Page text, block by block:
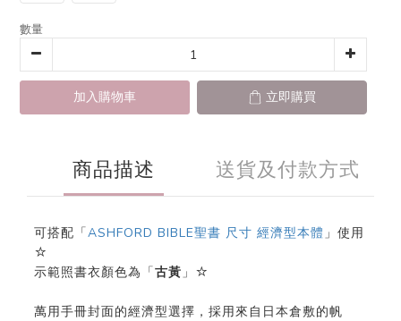
數量
加入購物車 立即購買
商品描述 送貨及付款方式
可搭配「ASHFORD BIBLE聖書 尺寸 經濟型本體」使用
☆
示範照書衣顏色為「古黃」☆
萬用手冊封面的經濟型選擇，採用來自日本倉敷的帆